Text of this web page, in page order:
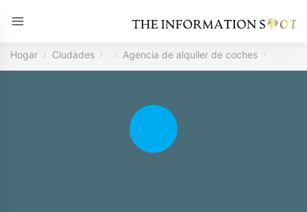
Hogar Ciudades Agencia de alquiler de coches